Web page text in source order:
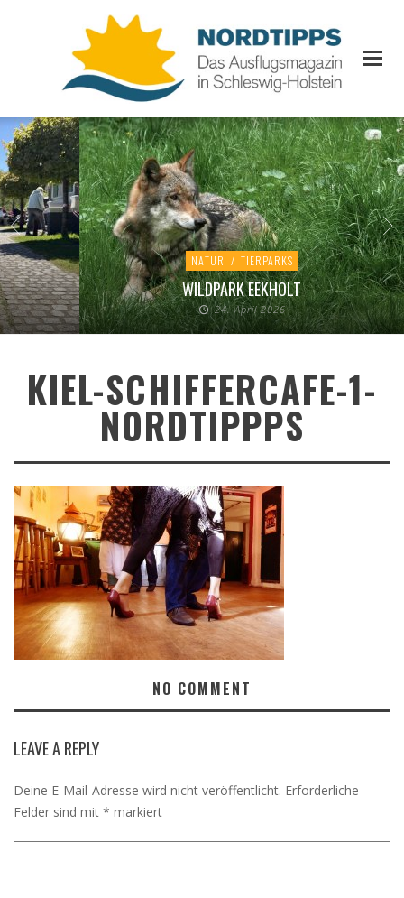
NATUR / TIERPARKS
WILDPARK EEKHOLT
24. April 2026
KIEL-SCHIFFERCAFE-1-
NORDTIPPPS
NO COMMENT
LEAVE A REPLY
Deine E-Mail-Adresse wird nicht veröffentlicht. Erforderliche
Felder sind mit * markiert